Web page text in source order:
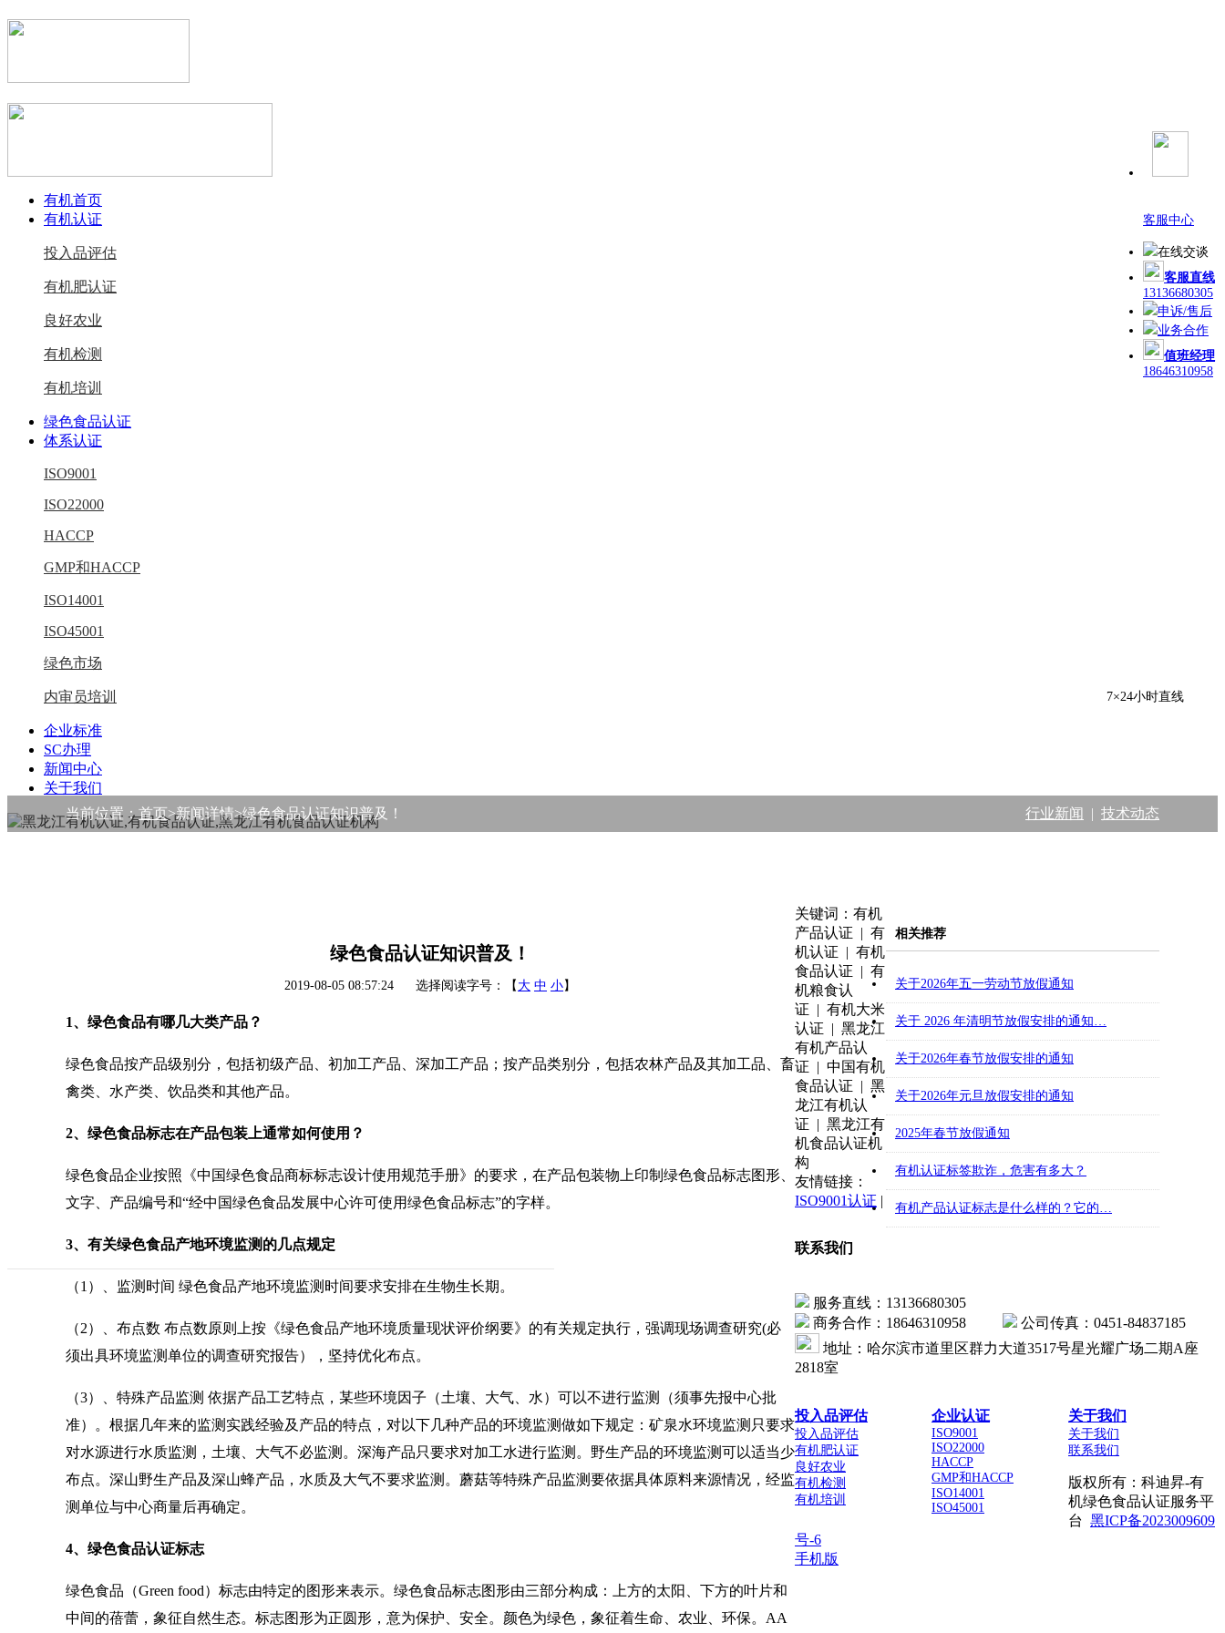
有机首页
有机认证
投入品评估
有机肥认证
良好农业
有机检测
有机培训
绿色食品认证
体系认证
ISO9001
ISO22000
HACCP
GMP和HACCP
ISO14001
ISO45001
绿色市场
内审员培训
企业标准
SC办理
新闻中心
关于我们
当前位置：首页>新闻详情>绿色食品认证知识普及！ 行业新闻 | 技术动态
绿色食品认证知识普及！
2019-08-05 08:57:24 选择阅读字号：【 大 中 小】
1、绿色食品有哪几大类产品？
绿色食品按产品级别分，包括初级产品、初加工产品、深加工产品；按产品类别分，包括农林产品及其加工品、畜
禽类、水产类、饮品类和其他产品。
2、绿色食品标志在产品包装上通常如何使用？
绿色食品企业按照《中国绿色食品商标标志设计使用规范手册》的要求，在产品包装物上印制绿色食品标志图形、
文字、产品编号和“经中国绿色食品发展中心许可使用绿色食品标志”的字样。
3、有关绿色食品产地环境监测的几点规定
（1）、监测时间 绿色食品产地环境监测时间要求安排在生物生长期。
（2）、布点数 布点数原则上按《绿色食品产地环境质量现状评价纲要》的有关规定执行，强调现场调查研究(必
须出具环境监测单位的调查研究报告），坚持优化布点。
（3）、特殊产品监测 依据产品工艺特点，某些环境因子（土壤、大气、水）可以不进行监测（须事先报中心批
准）。根据几年来的监测实践经验及产品的特点，对以下几种产品的环境监测做如下规定：矿泉水环境监测只要求
对水源进行水质监测，土壤、大气不必监测。深海产品只要求对加工水进行监测。野生产品的环境监测可以适当少
布点。深山野生产品及深山蜂产品，水质及大气不要求监测。蘑菇等特殊产品监测要依据具体原料来源情况，经监
测单位与中心商量后再确定。
4、绿色食品认证标志
绿色食品（Green food）标志由特定的图形来表示。绿色食品标志图形由三部分构成：上方的太阳、下方的叶片和
中间的蓓蕾，象征自然生态。标志图形为正圆形，意为保护、安全。颜色为绿色，象征着生命、农业、环保。AA
相关推荐
关于2026年五一劳动节放假通知
关于 2026 年清明节放假安排的通知…
关于2026年春节放假安排的通知
关于2026年元旦放假安排的通知
2025年春节放假通知
有机认证标签欺诈，危害有多大？
有机产品认证标志是什么样的？它的…
关键词：有机
产品认证 | 有
机认证 | 有机
食品认证 | 有
机粮食认
证 | 有机大米
认证 | 黑龙江
有机产品认
证 | 中国有机
食品认证 | 黑
龙江有机认
证 | 黑龙江有
机食品认证机
构
友情链接：
ISO9001认证 |
联系我们
服务直线：13136680305
商务合作：18646310958
公司传真：0451-84837185
地址：哈尔滨市道里区群力大道3517号星光耀广场二期A座
2818室
投入品评估
投入品评估
有机肥认证
良好农业
有机检测
有机培训
企业认证
ISO9001
ISO22000
HACCP
GMP和HACCP
ISO14001
ISO45001
关于我们
关于我们
联系我们
版权所有：科迪昇-有
机绿色食品认证服务平
台 黑ICP备2023009609
号-6
手机版
客服中心
在线交谈
客服直线
13136680305
申诉/售后
业务合作
值班经理
18646310958
7×24小时直线